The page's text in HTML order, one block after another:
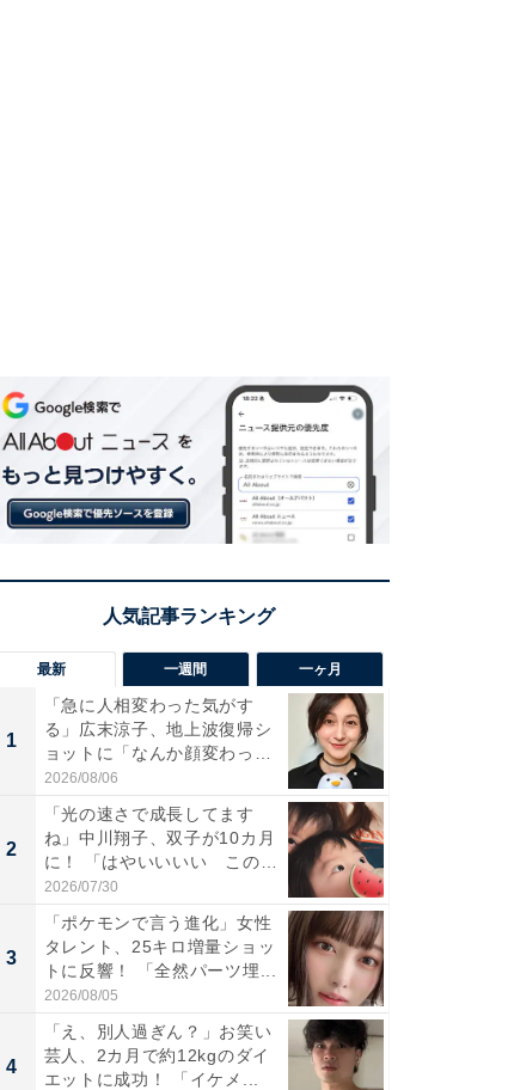
最新 一週間 一ヶ月
1
「急に人相変わった気がす
る」広末涼子、地上波復帰シ
ョットに「なんか顔変わっ
た」の...
2026/08/06
2
「光の速さで成長してます
ね」中川翔子、双子が10カ月
に！ 「はやいいいい この
前...
2026/07/30
3
「ポケモンで言う進化」女性
タレント、25キロ増量ショッ
トに反響！ 「全然パーツ埋...
2026/08/05
4
「え、別人過ぎん？」お笑い
芸人、2カ月で約12kgのダイ
エットに成功！ 「イケメ...